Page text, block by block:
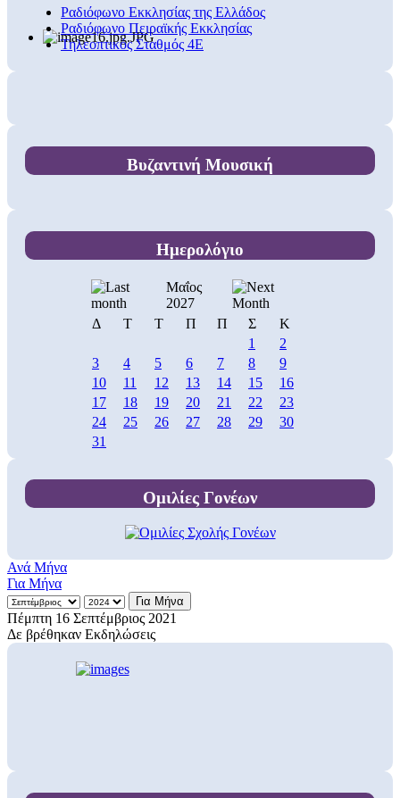
Ραδιόφωνο Εκκλησίας της Ελλάδος
Ραδιόφωνο Πειραϊκής Εκκλησίας
Τηλεοπτικός Σταθμός 4Ε
Βυζαντινή Μουσική
Ημερολόγιο
Μαΐος
2027
Δ
Τ Τ Π Π Σ
Κ
1
2
3
4 5 6 7 8
9
10
11 12 13 14 15
16
17
18 19 20 21 22
23
24
25 26 27 28 29
30
31
Ομιλίες Γονέων
Ανά Μήνα
Για Μήνα
Για Μήνα
Πέμπτη 16 Σεπτέμβριος 2021
Δε βρέθηκαν Εκδηλώσεις